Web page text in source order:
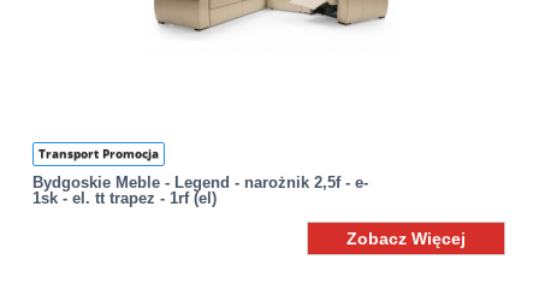
Transport Promocja
Bydgoskie Meble - Legend - narożnik 2,5f - e-
1sk - el. tt trapez - 1rf (el)
Zobacz Więcej